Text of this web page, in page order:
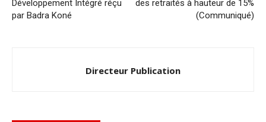
Développement Intégré réçu
par Badra Koné
des retraités à hauteur de 15%
(Communiqué)
Directeur Publication